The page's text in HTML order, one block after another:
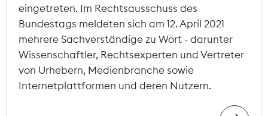
eingetreten. Im Rechtsausschuss des
Bundestags meldeten sich am 12. April 2021
mehrere Sachverständige zu Wort - darunter
Wissenschaftler, Rechtsexperten und Vertreter
von Urhebern, Medienbranche sowie
Internetplattformen und deren Nutzern.